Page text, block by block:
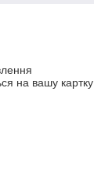
на вашу картку